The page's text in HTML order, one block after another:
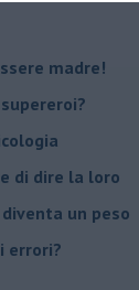
madre!
di dire la loro
un peso
errori?